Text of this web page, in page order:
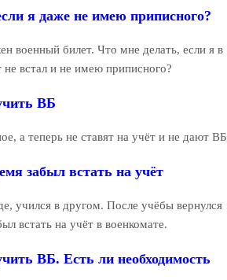
я даже не имею приписного?
военный билет. Что мне делать, если я в
не встал и не имею приписного?
ВБ
а теперь не ставят на учёт и не дают ВБ
забыл встать на учёт
учился в другом. После учёбы вернулся
встать на учёт в военкомате.
ВБ. Есть ли необходимость